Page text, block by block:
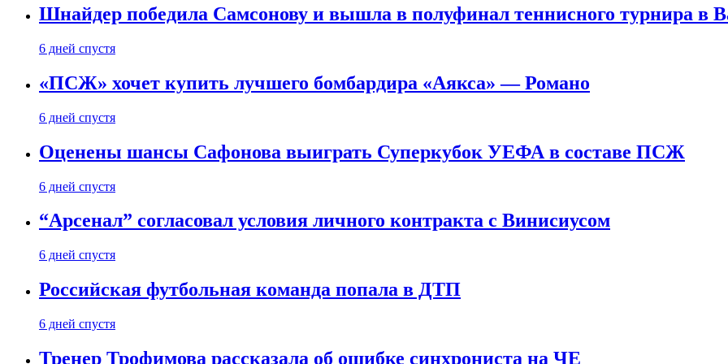
Шнайдер победила Самсонову и вышла в полуфинал теннисного турнира в
6 дней спустя
«ПСЖ» хочет купить лучшего бомбардира «Аякса» — Романо
6 дней спустя
Оценены шансы Сафонова выиграть Суперкубок УЕФА в составе ПСЖ
6 дней спустя
“Арсенал” согласовал условия личного контракта с Винисиусом
6 дней спустя
Российская футбольная команда попала в ДТП
6 дней спустя
Тренер Трофимова рассказала об ошибке синхрониста на ЧЕ